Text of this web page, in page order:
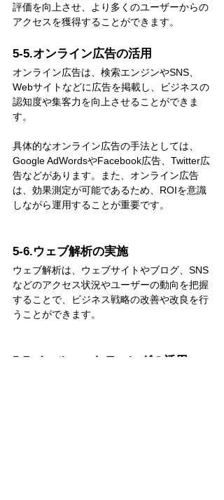
評価を向上させ、より多くのユーザーからの
アクセスを獲得することができます。
5-5.オンライン広告の活用
オンライン広告は、検索エンジンやSNS、
Webサイトなどに広告を掲載し、ビジネスの
認知度や集客力を向上させることができま
す。
具体的なオンライン広告の手法としては、
Google AdWordsやFacebook広告、Twitter広
告などがあります。また、オンライン広告
は、効果測定が可能であるため、ROIを意識
しながら運用することが重要です。
5-6.ウェブ解析の実施
ウェブ解析は、ウェブサイトやブログ、SNS
などのアクセス状況やユーザーの動向を把握
することで、ビジネス戦略の改善や改良を行
うことができます。
5-7.メールマーケティングの活用